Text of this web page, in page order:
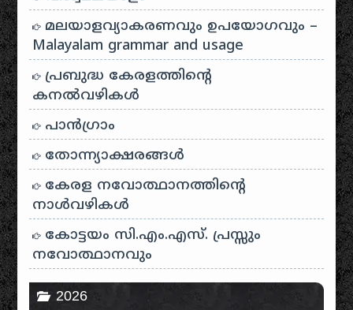
മലയാളവ്യാകരണവും ഉപയോഗവും –
Malayalam grammar and usage
പ്രബുദ്ധ കേരളത്തിന്റെ
കനൽവഴികൾ
പാന്‍ഗ്രാം
തോന്ന്യാക്ഷരങ്ങള്‍
കേരള നവോത്ഥാനത്തിന്റെ
നാൾവഴികൾ
കോട്ടയം സി.എം.എസ്. പ്രസ്സും
നവോത്ഥാനവും
2026